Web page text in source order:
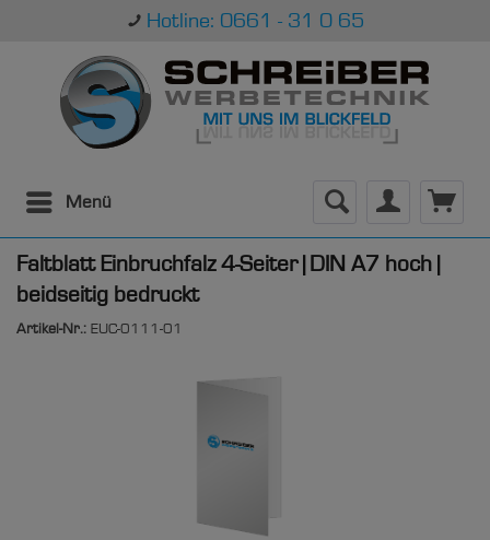
Hotline: 0661 - 31 0 65
Menü
Faltblatt Einbruchfalz 4-Seiter | DIN A7 hoch |
beidseitig bedruckt
Artikel-Nr.: EUC-0111-01